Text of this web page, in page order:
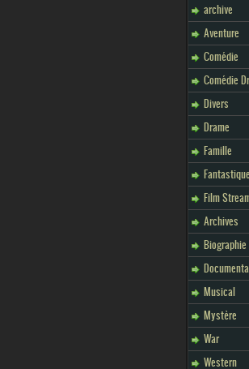
archive
Aventure
Comédie
Comédie
Divers
Drame
Famille
Fantastique
Film
Archives
Biographie
Musical
Mystère
War
Western